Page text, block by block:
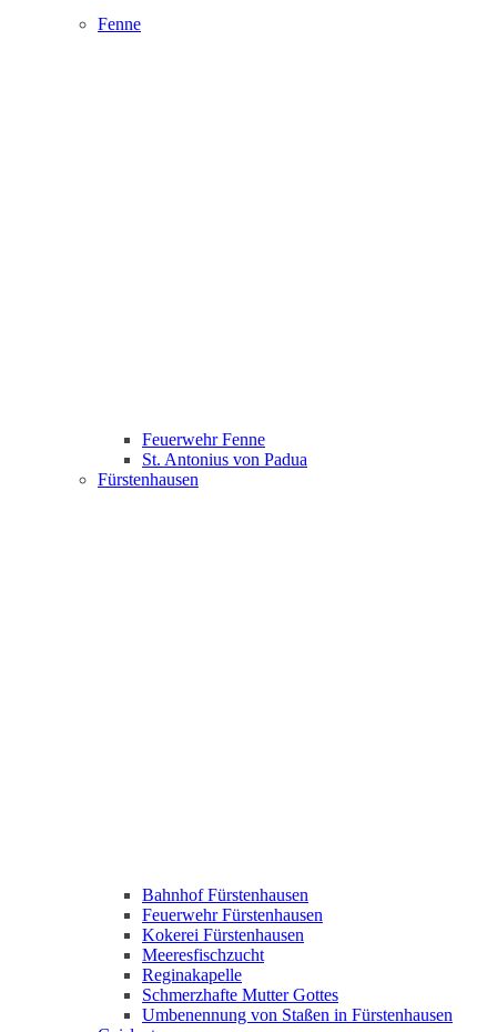
Fenne
Feuerwehr Fenne
St. Antonius von Padua
Fürstenhausen
Bahnhof Fürstenhausen
Feuerwehr Fürstenhausen
Kokerei Fürstenhausen
Meeresfischzucht
Reginakapelle
Schmerzhafte Mutter Gottes
Umbenennung von Staßen in Fürstenhausen